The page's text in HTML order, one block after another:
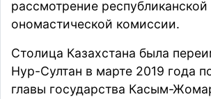
рассмотрение республиканской
ономастической комиссии.
Столица Казахстана была
Нур-Султан в марте 2019 года
главы государства Касым-